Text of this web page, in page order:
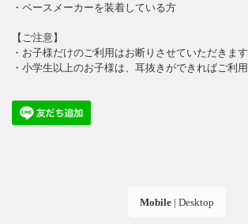
・ペースメーカーを装着している方
【ご注意】
・お子様だけのご利用はお断りさせていただきます
・小学生以上のお子様は、耳抜きができればご利用
Mobile | Desktop